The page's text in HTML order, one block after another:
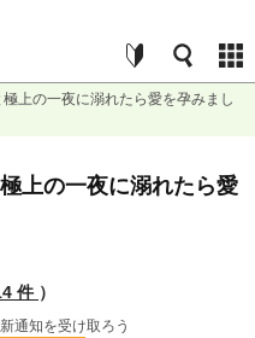
上の一夜に溺れたら愛を孕みまし
上の一夜に溺れたら愛
件 ）
通知を受け取ろう